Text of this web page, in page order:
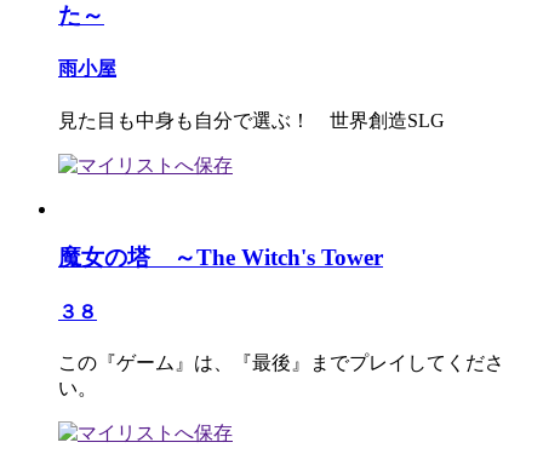
た～
雨小屋
見た目も中身も自分で選ぶ！ 世界創造SLG
魔女の塔 ～The Witch's Tower
３８
この『ゲーム』は、『最後』までプレイしてくださ
い。